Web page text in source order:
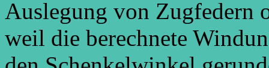
Auslegung von Zugfedern
weil die berechnete